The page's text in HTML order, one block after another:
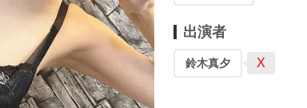
出演者
鈴木真夕 X